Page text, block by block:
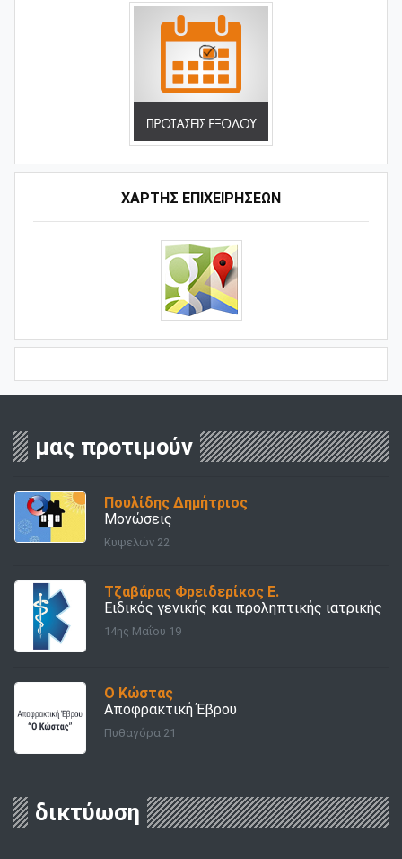
ΧΑΡΤΗΣ ΕΠΙΧΕΙΡΗΣΕΩΝ
μας προτιμούν
Πουλίδης Δημήτριος
Μονώσεις
Κυψελών 22
Τζαβάρας Φρειδερίκος Ε.
Ειδικός γενικής και προληπτικής ιατρικής
14ης Μαΐου 19
Ο Κώστας
Αποφρακτική Έβρου
Πυθαγόρα 21
δικτύωση